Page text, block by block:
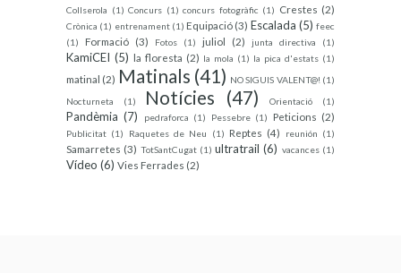
Collserola (1) Concurs (1) concurs fotogràfic (1) Crestes (2)
Crònica (1) entrenament (1) Equipació (3) Escalada (5) feec
(1)
Formació (3) Fotos (1) juliol (2) junta directiva (1)
KamiCEI (5) la floresta (2) la mola (1) la pica d'estats (1)
matinal (2) Matinals (41) NO SIGUIS VALENT@! (1)
Nocturneta
(1) Notícies (47) Orientació (1)
Pandèmia (7) pedraforca (1) Pessebre (1) Peticions (2)
Publicitat (1) Raquetes de Neu (1) Reptes (4) reunión (1)
Samarretes (3) TotSantCugat (1) ultratrail (6) vacances (1)
Vídeo (6) Vies Ferrades (2)